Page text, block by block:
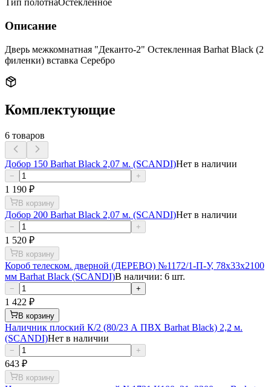
Тип полотнаОстеклённое
Описание
Дверь межкомнатная "Деканто-2" Остекленная Barhat Black (2
филенки) вставка Серебро
Комплектующие
6 товаров
Добор 150 Barhat Black 2,07 м. (SCANDI)Нет в наличии
− +
1 190 ₽
В корзину
Добор 200 Barhat Black 2,07 м. (SCANDI)Нет в наличии
− +
1 520 ₽
В корзину
Короб телеском. дверной (ДЕРЕВО) №1172/1-П-У, 78х33х2100
мм Barhat Black (SCANDI)В наличии: 6 шт.
− +
1 422 ₽
В корзину
Наличник плоский К/2 (80/23 А ПВХ Barhat Black) 2,2 м.
(SCANDI)Нет в наличии
− +
643 ₽
В корзину